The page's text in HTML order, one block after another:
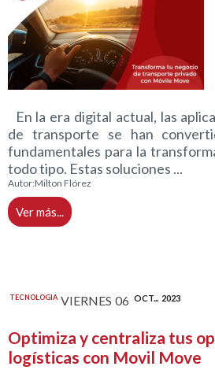
En la era digital actual, las
de transporte se han
fundamentales para la
todo tipo. Estas soluciones ...
Autor:Milton Flórez
Ver más...
TECNOLOGIA VIERNES 06 OCT... 2023
Optimiza y centraliza tus
logísticas con Movil Move